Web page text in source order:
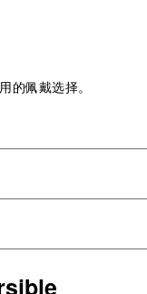
的佩戴选择。